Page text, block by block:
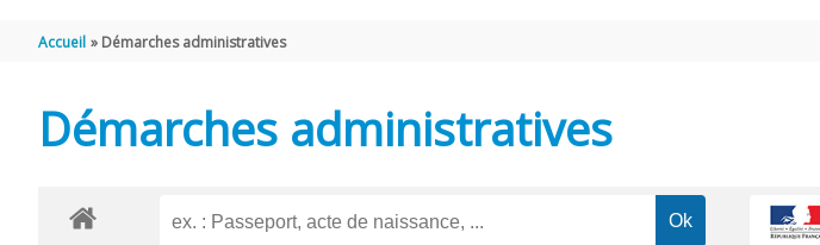
Accueil Démarches administratives
Démarches administratives